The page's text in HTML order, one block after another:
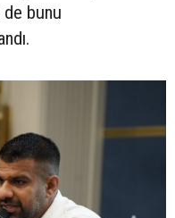
de bunu